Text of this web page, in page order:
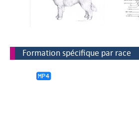
Formation spécifique par race